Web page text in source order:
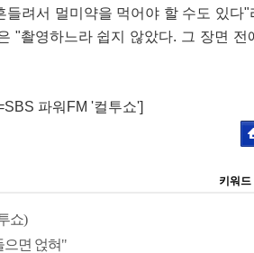
려서 멀미약을 먹어야 할 수도 있다"
"촬영하느라 쉽지 않았다. 그 장면 전
파워FM '컬투쇼']
키워드
쇼)
으면 얹혀"